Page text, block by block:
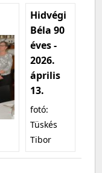
Hidvégi
Béla 90
éves -
2026.
április
13.
fotó:
Tüskés
Tibor